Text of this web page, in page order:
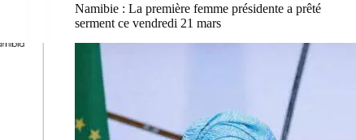
Namibie : La première femme présidente a prêté
serment ce vendredi 21 mars